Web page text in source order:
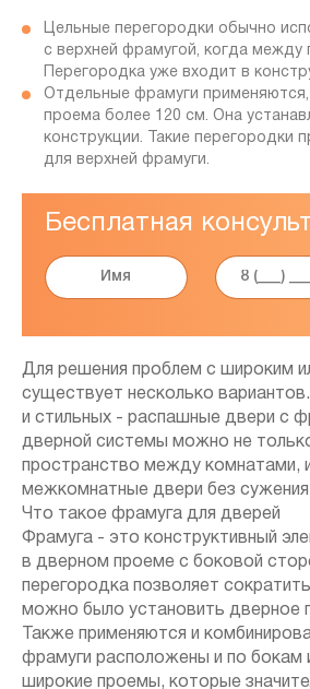
Цельные перегородки обычно
с верхней фрамугой, когда
Перегородка уже входит в
Отдельные фрамуги
проема более 120 см. Она
конструкции. Такие перегородки
для верхней фрамуги.
Бесплатная
Для решения проблем с широким
существует несколько
и стильных - распашные двери с
дверной системы можно не
пространство между комнатами,
межкомнатные двери без
Что такое фрамуга для дверей
Фрамуга - это конструктивный
в дверном проеме с боковой
перегородка позволяет
можно было установить дверное
Также применяются и
фрамуги расположены и по
широкие проемы, которые